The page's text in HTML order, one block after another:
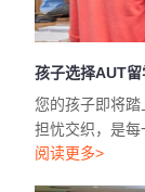
孩子选择AUT留
您的孩子即将
担忧交织，是每
阅读更多>